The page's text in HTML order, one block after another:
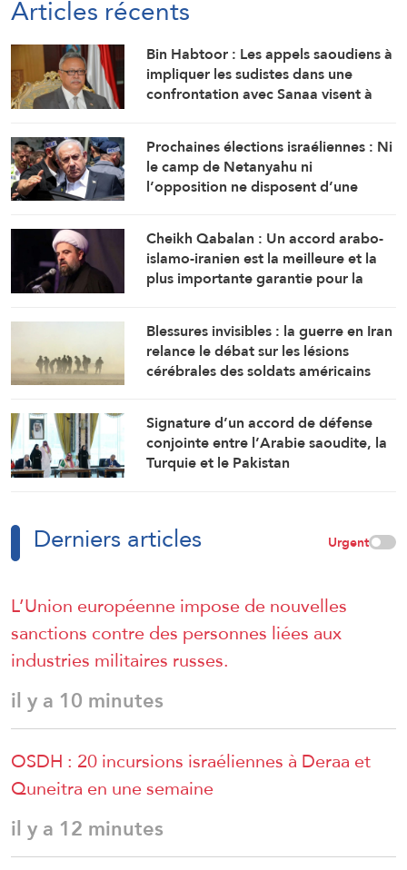
Articles récents
Bin Habtoor : Les appels saoudiens à
impliquer les sudistes dans une
confrontation avec Sanaa visent à
Prochaines élections israéliennes : Ni
le camp de Netanyahu ni
l’opposition ne disposent d’une
gouvernement
Cheikh Qabalan : Un accord arabo-
islamo-iranien est la meilleure et la
plus importante garantie pour la
Blessures invisibles : la guerre en Iran
relance le débat sur les lésions
cérébrales des soldats américains
Signature d’un accord de défense
conjointe entre l’Arabie saoudite, la
Turquie et le Pakistan
Derniers articles Urgent
L’Union européenne impose de nouvelles
sanctions contre des personnes liées aux
industries militaires russes.
il y a 10 minutes
OSDH : 20 incursions israéliennes à Deraa et
Quneitra en une semaine
il y a 12 minutes